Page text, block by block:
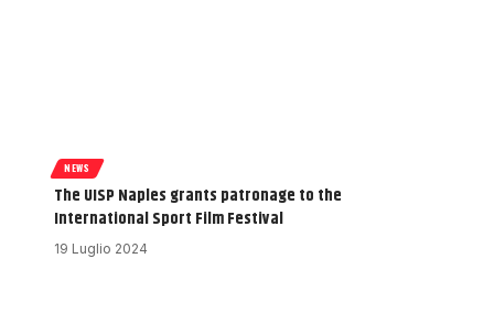
NEWS
The UISP Naples grants patronage to the
International Sport Film Festival
19 Luglio 2024